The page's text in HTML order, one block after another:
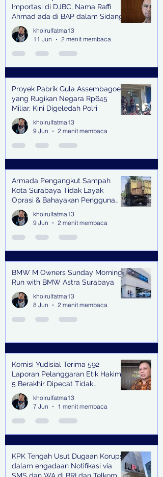
Importasi di DJBC, Nama Raffi
Ahmad ada di BAP dalam Sidang
khoirulfatma13
11 Jun
2 menit membaca
Proyek Pabrik Gula Assembagoes
yang Rugikan Negara Rp645
Miliar, Kini Digeledah Polri
khoirulfatma13
9 Jun
2 menit membaca
Armada Pengangkut Sampah
Kota Surabaya Tidak Layak
Oprasi & Bahayakan Pengguna
Jalan
khoirulfatma13
9 Jun
2 menit membaca
BMW M Owners Sunday Morning
Run with BMW Astra Surabaya
khoirulfatma13
8 Jun
2 menit membaca
Komisi Yudisial Terima 592
Laporan Pelanggaran Etik Hakim,
5 Berakhir Dipecat Tidak
Terhormat
khoirulfatma13
7 Jun
1 menit membaca
KPK Tengah Usut Dugaan Korupsi
dalam engadaan Notifikasi via